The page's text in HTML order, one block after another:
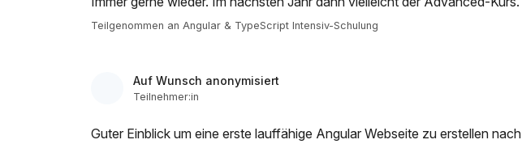
Teilgenommen an Angular & TypeScript Intensiv-Schulung
Auf Wunsch anonymisiert
Teilnehmer:in
Guter Einblick um eine erste lauffähige Angular Webseite zu erstellen nach